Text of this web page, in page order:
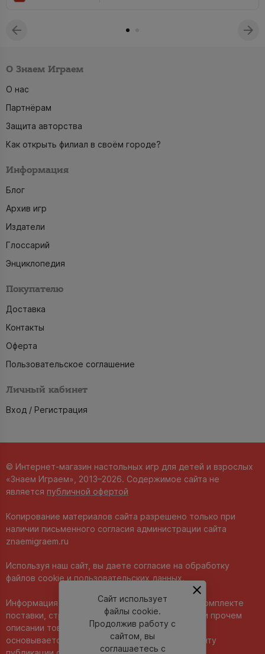
О Знаем Играем
О нас
Партнёрам
Защита авторства
Как открыть филиал в своём городе?
Информация
Блог
Архив игр
Издатели
Глоссарий
Энциклопедия
Покупателю
Доставка
Контакты
Оферта
Пользовательское соглашение
Личный кабинет
Вход / Регистрация
© Интернет-магазин настольных игр для детей и взрослых
«Знаем Играем», 2013–2026. Содержимое сайта не
является публичной офертой
Копирование материалов сайта разрешено только при
наличии письменного согласия администрации сайта
znaemigraem.ru
Используя наш сайт, вы даете согласие на обработку
файлов cookie и пользовательских данных.
Информация о технических характеристиках, комплекте
поставки, стране изготовления, внешнем виде и прочем
описании товара носит справочный характер и
основывается на последних доступных к моменту
Сайт использует
файлы cookie.
Продолжив работу с
сайтом, вы
соглашаетесь с